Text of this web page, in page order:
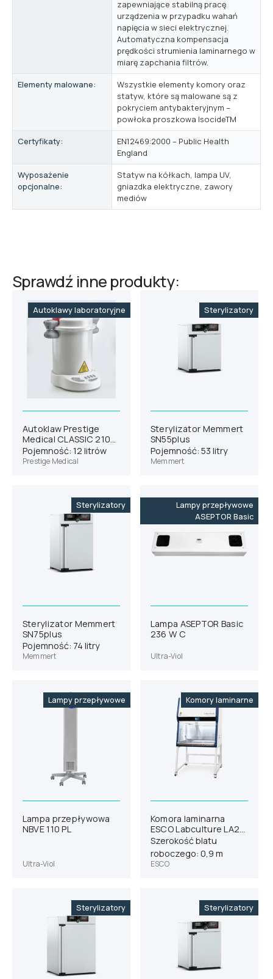
zapewniające stabilną pracę
urządzenia w przypadku wahań
napięcia w sieci elektrycznej.
Automatyczna kompensacja
prędkości strumienia laminarnego w
miarę zapchania filtrów.
Elementy malowane:
Wszystkie elementy komory oraz
statyw, które są malowane są z
pokryciem antybakteryjnym –
powłoka proszkowa IsocideTM
Certyfikaty:
EN12469:2000 – Public Health
England
Wyposażenie
opcjonalne:
Statyw na kółkach, lampa UV,
gniazdka elektryczne, zawory
mediów
Sprawdź inne produkty:
Autoklawy laboratoryjne
Autoklaw Prestige
Medical CLASSIC 2100
48
Pojemność: 12 litrów
Prestige Medical
Sterylizatory
Sterylizator Memmert
SN55plus
Pojemność: 53 litry
Memmert
Sterylizatory
Sterylizator Memmert
SN75plus
Pojemność: 74 litry
Memmert
Lampy przepływowe
ASEPTOR Basic
Lampa ASEPTOR Basic
236 W C
Ultra-Viol
Lampy przepływowe
Lampa przepływowa
NBVE 110 PL
Ultra-Viol
Komory laminarne
Komora laminarna
ESCO Labculture LA2-
3S8-EU G4
Szerokość blatu
roboczego: 0,9 m
ESCO
Sterylizatory Sterylizatory